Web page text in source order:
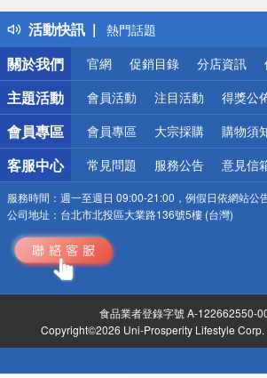
活動快訊
得獎公告
熱門話題
銀行優惠
偏遠地區配送
詐騙網頁！請小心！
關於我們
官網 促銷目錄 分店資訊
主題活動 會員活動 注目活動 得獎公
會員專區 會員專區 大宗採購 購物須
客服中心 常見問題 服務公告 意見信
服務時間： 週一至週日 09:00-21:00，例假日依網站公
公司地址： 台北市北投區大業路136號5樓 (台灣)
食品業者登錄字號 A-122662550-
Copyright©2026 Uni-Prosperity Lifestyle